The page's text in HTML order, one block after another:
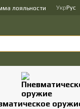
лояльности УкрРус